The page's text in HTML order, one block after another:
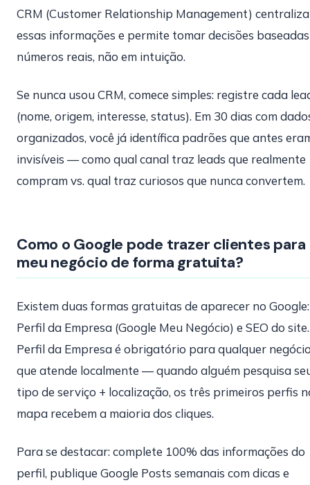
CRM (Customer Relationship Management) centraliza
essas informações e permite tomar decisões
números reais, não em intuição.
Se nunca usou CRM, comece simples: registre cada
(nome, origem, interesse, status). Em 30 dias com
organizados, você já identífica padrões que antes
invisíveis — como qual canal traz leads que realmente
compram vs. qual traz curiosos que nunca convertem.
Como o Google pode trazer clientes para
meu negócio de forma gratuita?
Existem duas formas gratuitas de aparecer no Google:
Perfil da Empresa (Google Meu Negócio) e SEO do
Perfil da Empresa é obrigatório para qualquer
que atende localmente — quando alguém pesquisa
tipo de serviço + localização, os três primeiros perfis
mapa recebem a maioria dos cliques.
Para se destacar: complete 100% das informações do
perfil, publique Google Posts semanais com dicas e